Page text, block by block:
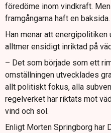
föredöme inom vindkraft.
framgångarna haft en baksida.
Han menar att
alltmer ensidigt inriktad på
– Det som började som ett
omställningen utvecklades
allt politiskt fokus, alla
regelverket har riktats mot
vind och sol.
Enligt Morten Springborg har